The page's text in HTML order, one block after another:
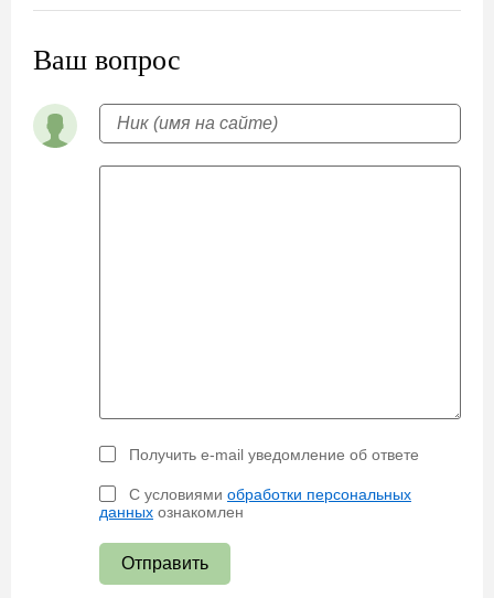
Ваш вопрос
Получить e-mail уведомление об ответе
С условиями обработки персональных
данных ознакомлен
Отправить